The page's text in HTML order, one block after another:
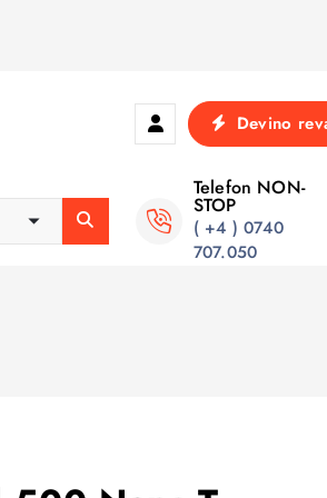
Devino
Telefon NON-
STOP
( +4 ) 0740
707.050